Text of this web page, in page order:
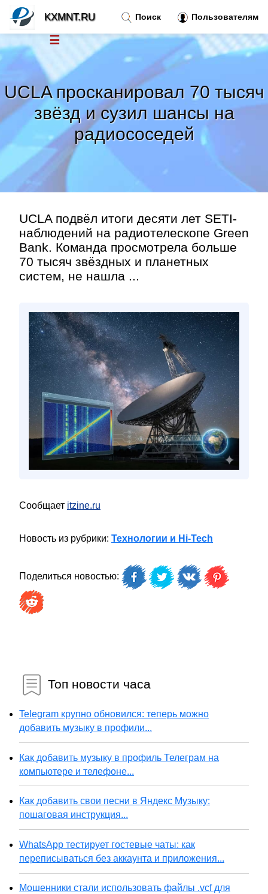
UCLA просканировал 70 тысяч
звёзд и сузил шансы на
радиососедей
UCLA подвёл итоги десяти лет SETI-
наблюдений на радиотелескопе Green
Bank. Команда просмотрела больше
70 тысяч звёздных и планетных
систем, не нашла ...
Сообщает itzine.ru
Новость из рубрики: Технологии и Hi-Tech
Поделиться новостью:
Топ новости часа
Telegram крупно обновился: теперь можно
добавить музыку в профили...
Как добавить музыку в профиль Телеграм на
компьютере и телефоне...
Как добавить свои песни в Яндекс Музыку:
пошаговая инструкция...
WhatsApp тестирует гостевые чаты: как
переписываться без аккаунта и приложения...
Мошенники стали использовать файлы .vcf для
Поиск Пользователям
KXMNT.RU
☰
Новости
Тренды новостей»
»
Правила »